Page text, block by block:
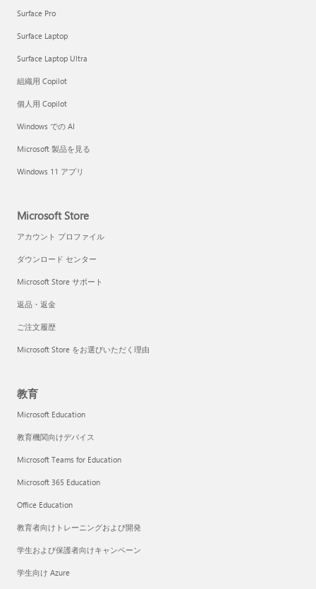
Surface Pro
Surface Laptop
Surface Laptop Ultra
組織用 Copilot
個人用 Copilot
Windows での AI
Microsoft 製品を見る
Windows 11 アプリ
Microsoft Store
アカウント プロファイル
ダウンロード センター
Microsoft Store サポート
返品・返金
ご注文履歴
Microsoft Store をお選びいただく理由
教育
Microsoft Education
教育機関向けデバイス
Microsoft Teams for Education
Microsoft 365 Education
Office Education
教育者向けトレーニングおよび開発
学生および保護者向けキャンペーン
学生向け Azure